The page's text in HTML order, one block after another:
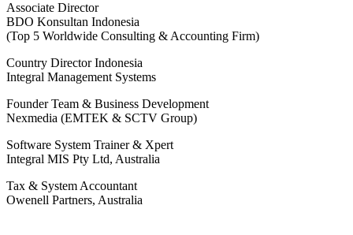
Associate Director
BDO Konsultan Indonesia
(Top 5 Worldwide Consulting & Accounting Firm)
Country Director Indonesia
Integral Management Systems
Founder Team & Business Development
Nexmedia (EMTEK & SCTV Group)
Software System Trainer & Xpert
Integral MIS Pty Ltd, Australia
Tax & System Accountant
Owenell Partners, Australia